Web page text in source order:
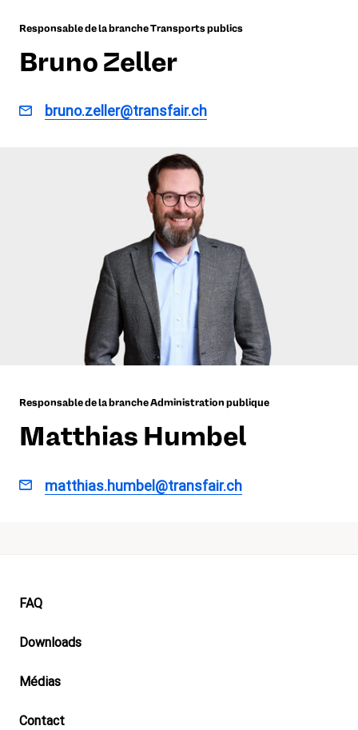
Responsable de la branche Transports publics
Bruno Zeller
bruno.zeller@transfair.ch
Responsable de la branche Administration publique
Matthias Humbel
matthias.humbel@transfair.ch
Footer
FAQ
Downloads
Médias
Contact